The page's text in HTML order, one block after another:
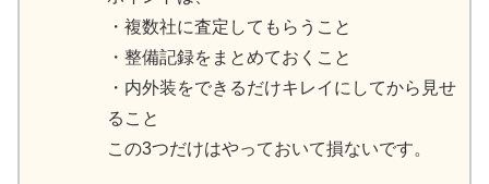
・複数社に査定してもらうこと
・整備記録をまとめておくこと
・内外装をできるだけキレイにしてから見せ
ること
この3つだけはやっておいて損ないです。